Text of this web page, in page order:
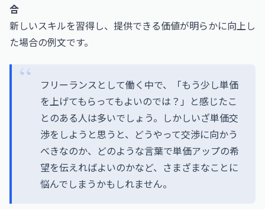
合
新しいスキルを習得し、提供できる価値が明らかに向上し
た場合の例文です。
フリーランスとして働く中で、「もう少し単価
を上げてもらってもよいのでは？」と感じたこ
とのある人は多いでしょう。しかしいざ単価交
渉をしようと思うと、どうやって交渉に向かう
べきなのか、どのような言葉で単価アップの希
望を伝えればよいのかなど、さまざまなことに
悩んでしまうかもしれません。